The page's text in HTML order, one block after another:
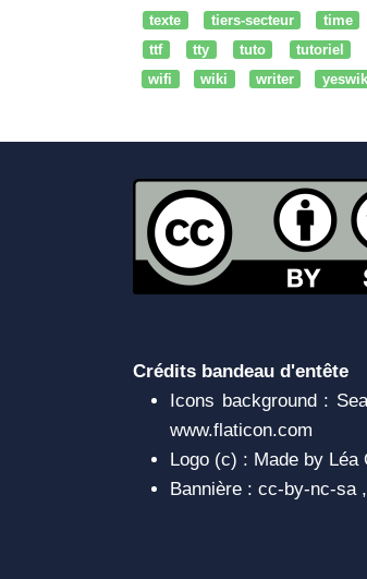
texte
tiers-secteur time
ttf
tty tuto tutoriel
wifi
wiki writer
Crédits bandeau d'entête
Icons background :
www.flaticon.com
Logo (c) : Made by Léa
Bannière : cc-by-nc-sa